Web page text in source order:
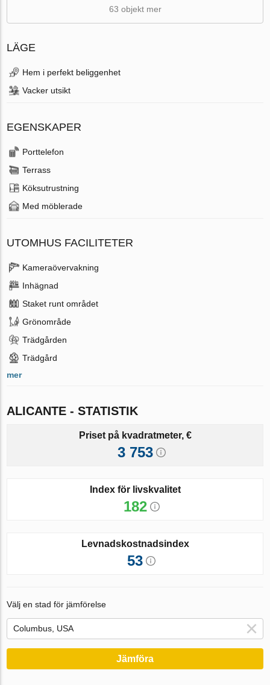
63 objekt mer
LÄGE
Hem i perfekt beliggenhet
Vacker utsikt
EGENSKAPER
Porttelefon
Terrass
Köksutrustning
Med möblerade
UTOMHUS FACILITETER
Kameraövervakning
Inhägnad
Staket runt området
Grönområde
Trädgården
Trädgård
mer
ALICANTE - STATISTIK
Priset på kvadratmeter, €
3 753
Index för livskvalitet
182
Levnadskostnadsindex
53
Välj en stad för jämförelse
Jämföra